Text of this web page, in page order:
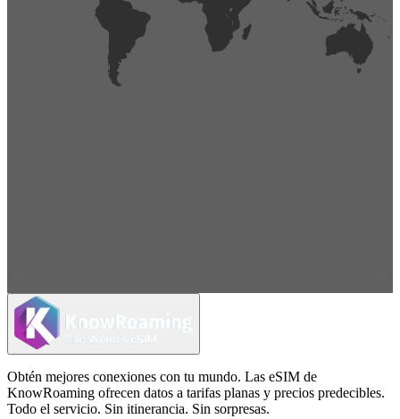
Ir a la página de inicio
Obtener soporte técnico
Obtén mejores conexiones con tu mundo. Las eSIM de
KnowRoaming ofrecen datos a tarifas planas y precios predecibles.
Todo el servicio. Sin itinerancia. Sin sorpresas.